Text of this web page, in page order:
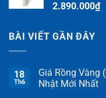
2.890.000₫
BÀI VIẾT GẦN ĐÂY
18
Th6
Giá Rồng Vàng
Nhật Mới Nhất